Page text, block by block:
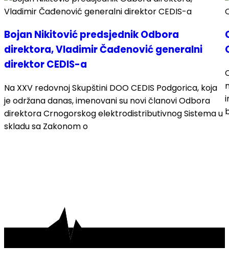
Bojan Nikitović predsjednik Odbora
direktora, Vladimir Čađenović generalni
direktor CEDIS-a
Na XXV redovnoj Skupštini DOO CEDIS Podgorica, koja
je održana danas, imenovani su novi članovi Odbora
direktora Crnogorskog elektrodistributivnog Sistema u
skladu sa Zakonom o